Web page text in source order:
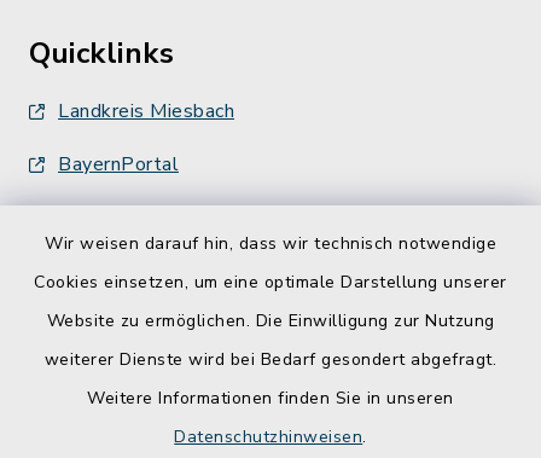
Wir weisen darauf hin, dass wir technisch notwendige
Cookies einsetzen, um eine optimale Darstellung unserer
Website zu ermöglichen. Die Einwilligung zur Nutzung
weiterer Dienste wird bei Bedarf gesondert abgefragt.
Weitere Informationen finden Sie in unseren
Datenschutzhinweisen.
Quicklinks
Landkreis Miesbach
BayernPortal
Barrierefreiheit